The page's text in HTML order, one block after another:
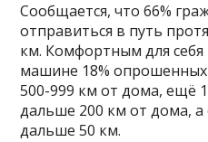
Сообщается, что 66%
отправиться в путь
км. Комфортным для
машине 18% опрошенных
500-999 км от дома, ещё
дальше 200 км от дома,
дальше 50 км.